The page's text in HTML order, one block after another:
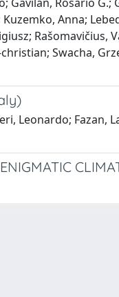
Anna;
Rašomavičius,
Swacha,
Leonardo; Fazan,